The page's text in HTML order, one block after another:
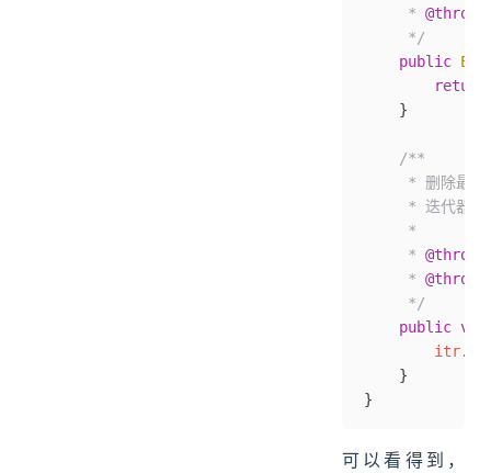
     *
@throws
     */
    public
E
        return
    }
    /**
* 删除最后
* 迭代器只
     *
     *
@throws
     *
@throws
     */
    public
        itr
.
    }
}
可以看得到，